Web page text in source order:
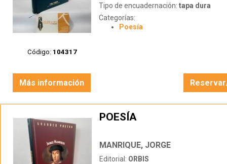
Código: 104317
Tipo de encuadernación: tapa dura
Categorías:
Poesía
Más información
POESÍA
MANRIQUE, JORGE
Editorial: ORBIS